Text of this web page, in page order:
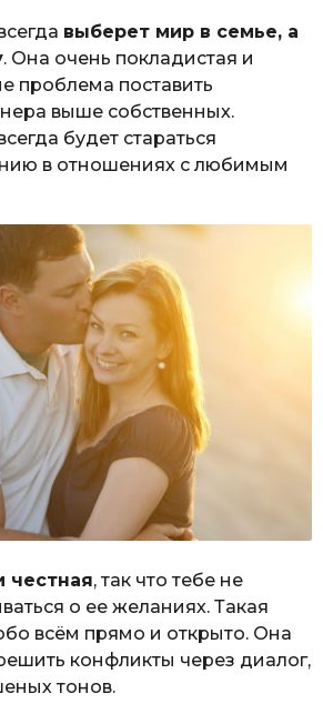
выберет мир в семье, а
. Она очень покладистая и
проблема поставить
выше собственных.
будет стараться
в отношениях с любимым
честная, так что тебе не
о ее желаниях. Такая
всём прямо и открыто. Она
конфликты через диалог,
тонов.